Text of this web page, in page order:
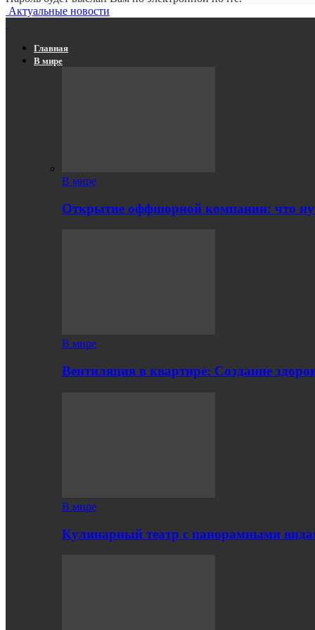
Актуальные новости
Главная
В мире
В мире
Открытие оффшорной компании: что
В мире
Вентиляция в квартире: Создание
В мире
Кулинарный театр с панорамными